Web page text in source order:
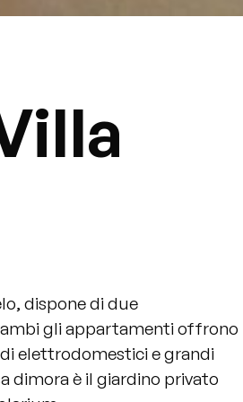
dispone di due
gli appartamenti offrono
elettrodomestici e grandi
dimora è il giardino privato